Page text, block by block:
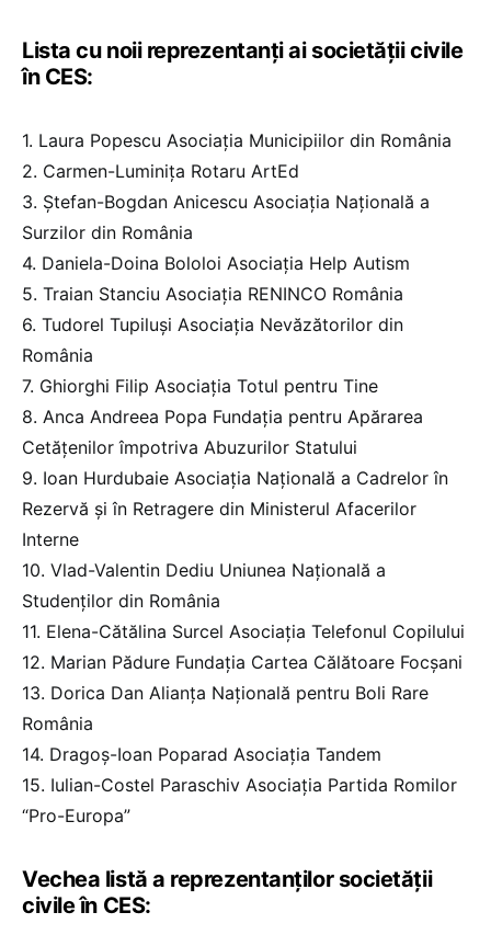
Lista cu noii reprezentanți ai societății civile
în CES:
1. Laura Popescu Asociația Municipiilor din România
2. Carmen-Luminița Rotaru ArtEd
3. Ștefan-Bogdan Anicescu Asociația Națională a
Surzilor din România
4. Daniela-Doina Bololoi Asociația Help Autism
5. Traian Stanciu Asociația RENINCO România
6. Tudorel Tupiluși Asociația Nevăzătorilor din
România
7. Ghiorghi Filip Asociația Totul pentru Tine
8. Anca Andreea Popa Fundația pentru Apărarea
Cetățenilor împotriva Abuzurilor Statului
9. Ioan Hurdubaie Asociația Națională a Cadrelor în
Rezervă și în Retragere din Ministerul Afacerilor
Interne
10. Vlad-Valentin Dediu Uniunea Națională a
Studenților din România
11. Elena-Cătălina Surcel Asociația Telefonul Copilului
12. Marian Pădure Fundația Cartea Călătoare Focșani
13. Dorica Dan Alianța Națională pentru Boli Rare
România
14. Dragoș-Ioan Poparad Asociația Tandem
15. Iulian-Costel Paraschiv Asociația Partida Romilor
“Pro-Europa”
Vechea listă a reprezentanților societății
civile în CES: